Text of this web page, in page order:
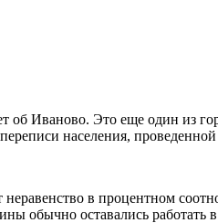
об Иваново. Это еще один из
населения,
неравенство в процентном
оставались работать